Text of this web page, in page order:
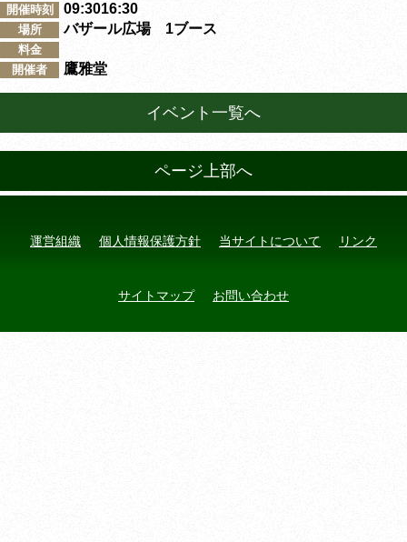
開催時刻 09:3016:30
場所 バザール広場 1ブース
料金
開催者
鷹雅堂
イベント一覧へ
ページ上部へ
運営組織 個人情報保護方針 当サイトについて リンク
サイトマップ お問い合わせ